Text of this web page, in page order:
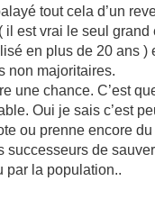
tout cela d’un
il est vrai le seul grand
en plus de 20 ans )
non majoritaires.
une chance. C’est
Oui je sais c’est
ou prenne encore du
successeurs de
par la population..